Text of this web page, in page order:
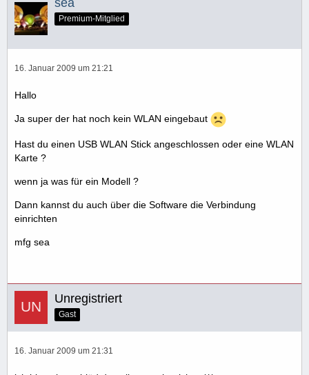
sea
Premium-Mitglied
16. Januar 2009 um 21:21
Hallo
Ja super der hat noch kein WLAN eingebaut
Hast du einen USB WLAN Stick angeschlossen oder eine WLAN
Karte ?
wenn ja was für ein Modell ?
Dann kannst du auch über die Software die Verbindung
einrichten
mfg sea
Unregistriert
Gast
16. Januar 2009 um 21:31